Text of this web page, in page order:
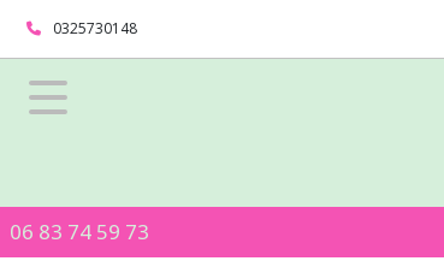
0325730148
06 83 74 59 73